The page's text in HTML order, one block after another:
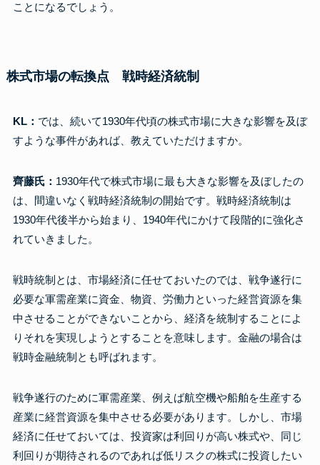
ことになるでしょう。
株式市場の転換点 戦時経済統制
KL： では、続いて1930年代頃の株式市場に大きな影響を及ぼ
すような事件があれば、教えていただけますか。
齊藤氏： 1930年代で株式市場に最も大きな影響を及ぼしたの
は、間違いなく戦時経済統制の開始です。戦時経済統制は
1930年代後半から始まり、1940年代にかけて段階的に強化さ
れていきました。
戦時統制とは、市場経済に任せておいたのでは、戦争遂行に
必要な軍需産業に資金、物資、労働力といった経営資源を集
中させることができないことから、経済を統制することによ
りそれを実現しようとすることを意味します。金融の場合は
戦時金融統制とも呼ばれます。
戦争遂行のために軍需産業、例えば航空機や船舶を生産する
産業に経営資源を集中させる必要があります。しかし、市場
経済に任せておいては、投資家は利回りが高い株式や、同じ
利回りが期待されるのであれば低リスクの株式に投資したい